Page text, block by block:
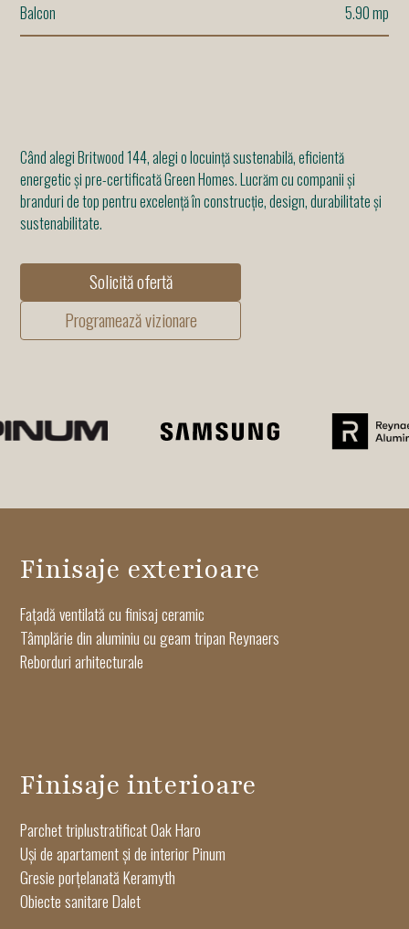
Balcon 5.90 mp
Când alegi Britwood 144, alegi o locuință sustenabilă, eficientă
energetic și pre-certificată Green Homes. Lucrăm cu companii și
branduri de top pentru excelență în construcție, design, durabilitate și
sustenabilitate.
Solicită ofertă
Programează vizionare
Finisaje exterioare
Fațadă ventilată cu finisaj ceramic
Tâmplărie din aluminiu cu geam tripan Reynaers
Reborduri arhitecturale
Finisaje interioare
Parchet triplustratificat Oak Haro
Uși de apartament și de interior Pinum
Gresie porțelanată Keramyth
Obiecte sanitare Dalet